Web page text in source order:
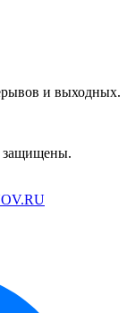
и выходных.